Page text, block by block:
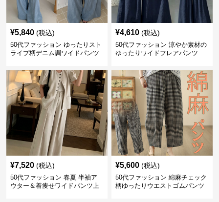
¥5,840 (税込)
50代ファッション ゆったりスト
ライプ柄デニム調ワイドパンツ
¥4,610 (税込)
50代ファッション 涼やか素材の
ゆったりワイドフレアパンツ
¥7,520 (税込)
50代ファッション 春夏 半袖ア
ウター＆着痩せワイドパンツ上
¥5,600 (税込)
50代ファッション 綿麻チェック
柄ゆったりウエストゴムパンツ